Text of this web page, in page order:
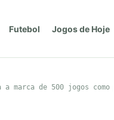
Futebol Jogos de Hoje
marca de 500 jogos